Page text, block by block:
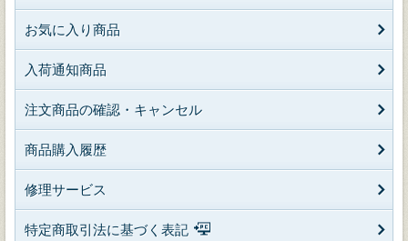
お気に入り商品
入荷通知商品
注文商品の確認・キャンセル
商品購入履歴
修理サービス
特定商取引法に基づく表記